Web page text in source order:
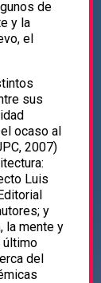
de
y la
el
sus
ocaso al
2007)
Luis
y
la mente y
último
del